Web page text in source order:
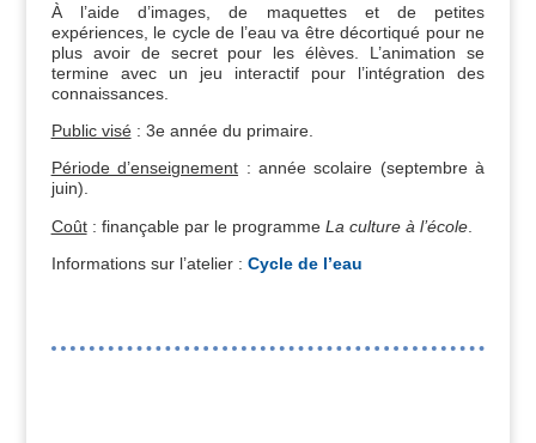
À l’aide d’images, de maquettes et de petites
expériences, le cycle de l’eau va être décortiqué pour ne
plus avoir de secret pour les élèves. L’animation se
termine avec un jeu interactif pour l’intégration des
connaissances.
Public visé: 3e année du primaire.
Période d’enseignement : année scolaire (septembre à
juin).
Coût: finançable par le programme La culture à l’école.
Informations sur l’atelier : Cycle de l’eau